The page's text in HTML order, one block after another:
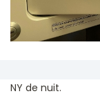
NY de nuit.